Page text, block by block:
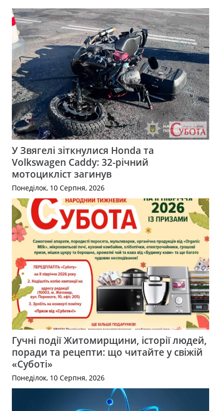
У Звягелі зіткнулися Honda та
Volkswagen Caddy: 32-річний
мотоцикліст загинув
Понеділок, 10 Серпня, 2026
Гучні події Житомирщини, історії людей,
поради та рецепти: що читайте у свіжій
«Суботі»
Понеділок, 10 Серпня, 2026